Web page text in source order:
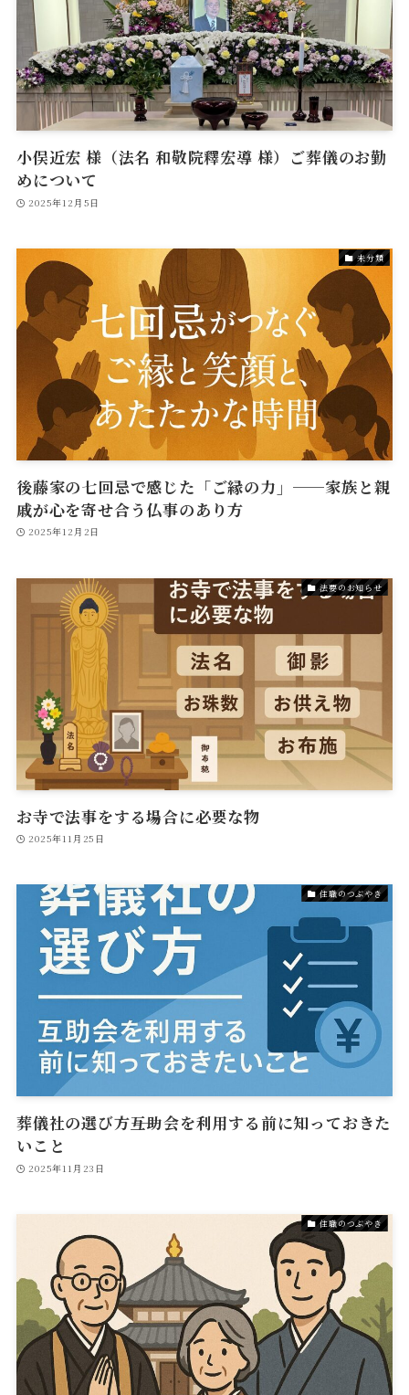
小俣近宏 様（法名 和敬院釋宏導 様）ご葬儀のお勤
めについて
2025年12月5日
未分類
後藤家の七回忌で感じた「ご縁の力」──家族と親
戚が心を寄せ合う仏事のあり方
2025年12月2日
法要のお知らせ
お寺で法事をする場合に必要な物
2025年11月25日
住職のつぶやき
葬儀社の選び方――互助会を利用する前に知っておきた
いこと
2025年11月23日
住職のつぶやき